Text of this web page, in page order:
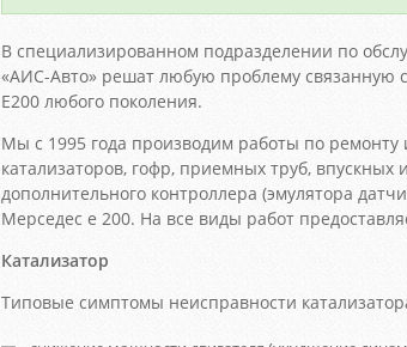
В специализированном подразделении по
«АИС-Авто» решат любую проблему связанную
E200 любого поколения.
Мы с 1995 года производим работы по ремонту
катализаторов, гофр, приемных труб, впускных
дополнительного контроллера (эмулятора
Мерседес е 200. На все виды работ
Катализатор
Типовые симптомы неисправности